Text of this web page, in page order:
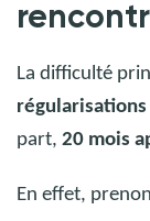
La difficulté
régularisations
part, 20 mois
En effet,